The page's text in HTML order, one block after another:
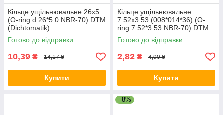
Кільце ущільнювальне 26х5
(O-ring d 26*5.0 NBR-70) DTM
(Dichtomatik)
Готово до відправки
10,39 ₴ 14,17 ₴
Купити
Кільце ущільнювальне
7.52х3.53 (008*014*36) (O-
ring 7.52*3.53 NBR-70) DTM
(Dichtomatik)
Готово до відправки
2,82 ₴ 4,90 ₴
Купити
–8%